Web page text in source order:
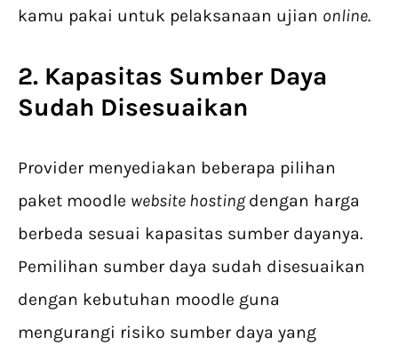
kamu pakai untuk pelaksanaan ujian online.
2. Kapasitas Sumber Daya
Sudah Disesuaikan
Provider menyediakan beberapa pilihan
paket moodle website hostingdengan harga
berbeda sesuai kapasitas sumber dayanya.
Pemilihan sumber daya sudah disesuaikan
dengan kebutuhan moodle guna
mengurangi risiko sumber daya yang